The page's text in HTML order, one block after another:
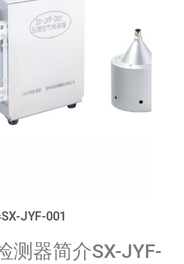
JYF-001
测器简介SX-JYF-